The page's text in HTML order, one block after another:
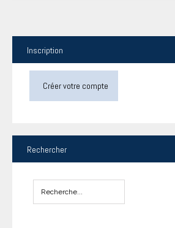
Inscription
Créer votre compte
Rechercher